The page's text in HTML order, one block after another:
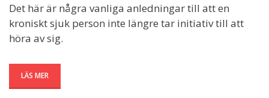
Det här är några vanliga anledningar till att en
kroniskt sjuk person inte längre tar initiativ till att
höra av sig.
LÄS MER